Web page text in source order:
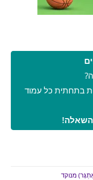
בתחתית כל עמוד
השאלה!
מנוקד